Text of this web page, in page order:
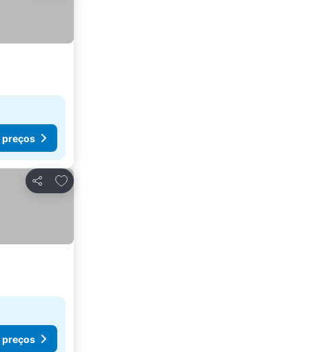
preços
Partilhar
Adicionar aos favoritos
preços